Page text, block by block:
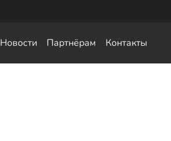
Новости Партнёрам Контакты
Оголовки для винтовых свай